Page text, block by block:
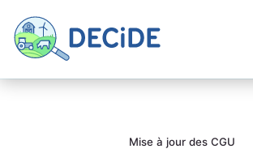
Mise à jour des CGU